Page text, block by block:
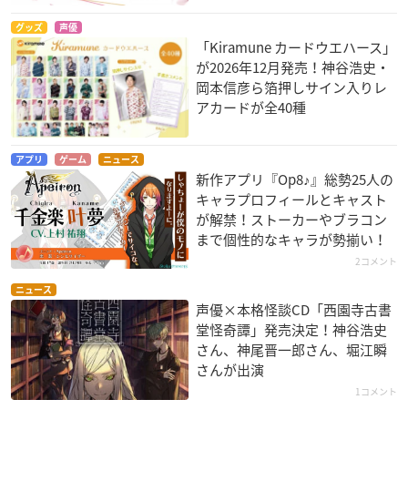
グッズ 声優
「Kiramune カードウエハース」
が2026年12月発売！神谷浩史・
岡本信彦ら箔押しサイン入りレ
アカードが全40種
アプリ ゲーム ニュース
新作アプリ『Op8♪』総勢25人の
キャラプロフィールとキャスト
が解禁！ストーカーやブラコン
まで個性的なキャラが勢揃い！
2コメント
ニュース
声優×本格怪談CD「西園寺古書
堂怪奇譚」発売決定！神谷浩史
さん、神尾晋一郎さん、堀江瞬
さんが出演
1コメント